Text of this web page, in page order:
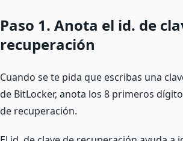
Paso 1. Anota el id. de
recuperación
Cuando se te pida que escribas una
de BitLocker, anota los 8 primeros
de recuperación.